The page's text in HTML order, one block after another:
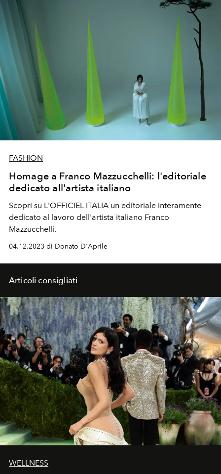
FASHION
Homage a Franco Mazzucchelli: l'editoriale
dedicato all'artista italiano
Scopri su L'OFFICIEL ITALIA un editoriale interamente
dedicato al lavoro dell'artista italiano Franco
Mazzucchelli.
04.12.2023 di Donato D'Aprile
Articoli consigliati
WELLNESS